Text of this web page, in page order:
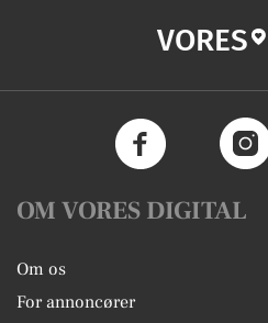
VORES
OM VORES DIGITAL
Om os
For annoncører